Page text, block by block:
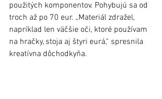
použitých komponentov. Pohybujú sa od
troch až po 70 eur. „Materiál zdražel,
napríklad len väčšie oči, ktoré používam
na hračky, stoja aj štyri eurá,“ spresnila
kreatívna dôchodkyňa.